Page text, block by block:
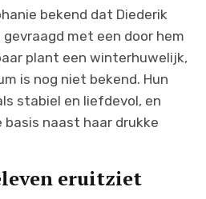
bekend dat Diederik
met een door hem
plant een winterhuwelijk,
is nog niet bekend. Hun
stabiel en liefdevol, en
naast haar drukke
eruitziet